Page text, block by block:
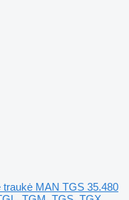
traukė MAN TGS 35.480